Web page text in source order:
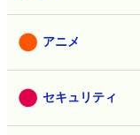
アニメ
セキュリティ